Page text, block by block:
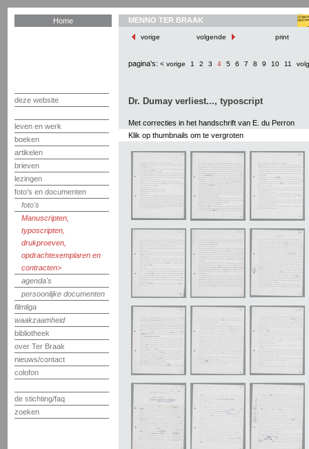
Home
deze website
leven en werk
boeken
artikelen
brieven
lezingen
foto's en documenten
foto's
Manuscripten,
typoscripten,
drukproeven,
opdrachtexemplaren en
contracten
agenda's
persoonlijke documenten
filmliga
waakzaamheid
bibliotheek
over Ter Braak
nieuws/contact
colofon
de stichting/faq
zoeken
MENNO TER BRAAK
vorige volgende print
pagina's: < vorige 1 2 3 4 5 6 7 8 9 10 11
Dr. Dumay verliest..., typoscript
Met correcties in het handschrift van E. du Perron
Klik op thumbnails om te vergroten